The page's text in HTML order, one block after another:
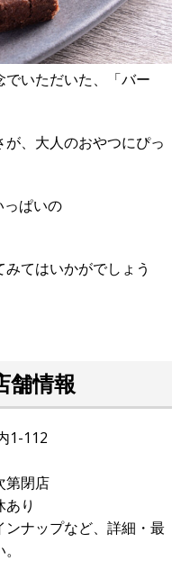
いただいた、「バー
、大人のおやつにぴっ
っぱいの
てはいかがでしょう
情報
1-112
第閉店
り
ナップなど、詳細・最